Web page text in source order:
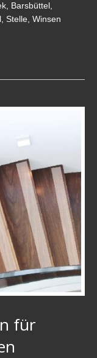
Barsbüttel,
Stelle, Winsen
für